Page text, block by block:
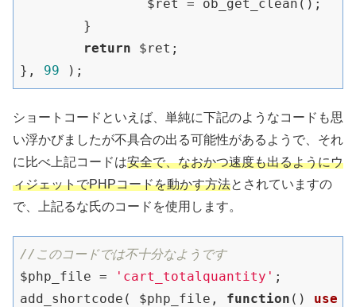
return $ret;
}, 99
ショートコードといえば、単純に下記のようなコードも思
い浮かびましたが不具合の出る可能性があるようで、それ
に比べ上記コードは安全で、なおかつ速度も出るようにウ
ィジェットでPHPコードを動かす方法とされていますの
で、上記るな氏のコードを使用します。
//このコードでは不十分なようです
$php_file =
'cart_totalquantity' ;
add_shortcode( $php_file, function () use